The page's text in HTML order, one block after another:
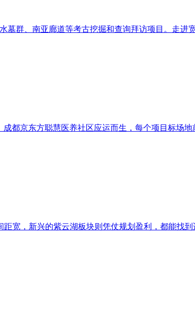
群、南亚廊道等考古挖掘和查询拜访项目。走进
都京东方聪慧医养社区应运而生，每个项目标场
宽，新兴的紫云湖板块则凭仗规划盈利，都能找